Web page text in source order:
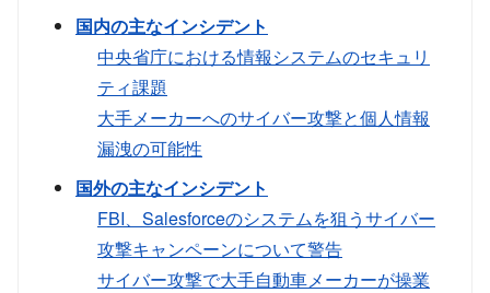
国内の主なインシデント
中央省庁における情報システムのセキュリ
ティ課題
大手メーカーへのサイバー攻撃と個人情報
漏洩の可能性
国外の主なインシデント
FBI、Salesforceのシステムを狙うサイバー
攻撃キャンペーンについて警告
サイバー攻撃で大手自動車メーカーが操業